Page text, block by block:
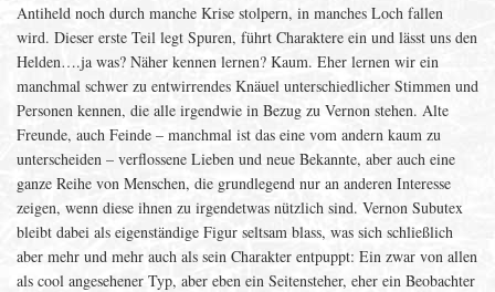
Antiheld noch durch manche Krise stolpern, in manches Loch fallen
wird. Dieser erste Teil legt Spuren, führt Charaktere ein und lässt uns den
Helden….ja was? Näher kennen lernen? Kaum. Eher lernen wir ein
manchmal schwer zu entwirrendes Knäuel unterschiedlicher Stimmen und
Personen kennen, die alle irgendwie in Bezug zu Vernon stehen. Alte
Freunde, auch Feinde – manchmal ist das eine vom andern kaum zu
unterscheiden – verflossene Lieben und neue Bekannte, aber auch eine
ganze Reihe von Menschen, die grundlegend nur an anderen Interesse
zeigen, wenn diese ihnen zu irgendetwas nützlich sind. Vernon Subutex
bleibt dabei als eigenständige Figur seltsam blass, was sich schließlich
aber mehr und mehr auch als sein Charakter entpuppt: Ein zwar von allen
als cool angesehener Typ, aber eben ein Seitensteher, eher ein Beobachter